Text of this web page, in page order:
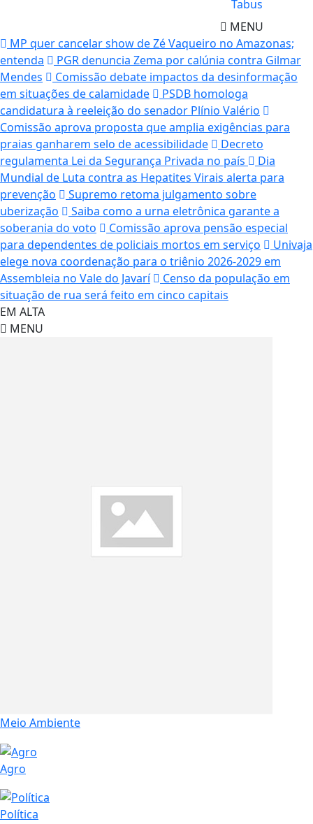
Tabus
MENU
MP quer cancelar show de Zé Vaqueiro no Amazonas;
entenda
PGR denuncia Zema por calúnia contra Gilmar
Mendes
Comissão debate impactos da desinformação
em situações de calamidade
PSDB homologa
candidatura à reeleição do senador Plínio Valério
Comissão aprova proposta que amplia exigências para
praias ganharem selo de acessibilidade
Decreto
regulamenta Lei da Segurança Privada no país
Dia
Mundial de Luta contra as Hepatites Virais alerta para
prevenção
Supremo retoma julgamento sobre
uberização
Saiba como a urna eletrônica garante a
soberania do voto
Comissão aprova pensão especial
para dependentes de policiais mortos em serviço
Univaja
elege nova coordenação para o triênio 2026-2029 em
Assembleia no Vale do Javarí
Censo da população em
situação de rua será feito em cinco capitais
EM ALTA
MENU
Meio Ambiente
Agro
Política